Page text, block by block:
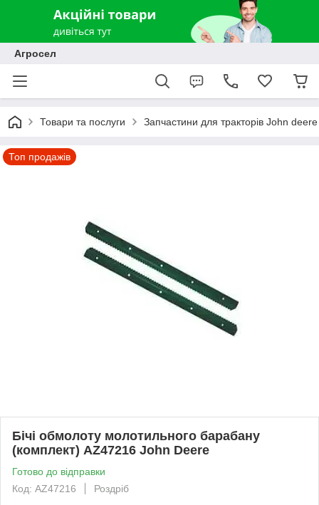
Агросел
Товари та послуги Запчастини для тракторів John deere
Топ продажів
Бічі обмолоту молотильного барабану
(комплект) AZ47216 John Deere
Готово до відправки
Код: AZ47216
Роздріб